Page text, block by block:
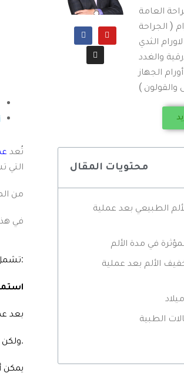
تُعد
التي
من
في
تشمل أعراض فشل عملية البواسير ما يلي:
بعد
ولكن إذا استمر الألم لفترة طويلة بعد العملية دون تحسن ملحوظ، فقد يكون هذا علامة على وجود مشكلة تحتاج إلى اهتمام طبي.
يمكن
العامة
( الجراحة
الثدي
والغدد
الجهاز
)
محتويات المقال
الطبيعي بعد عملية
في مدة الألم
الألم بعد عملية
الطبية